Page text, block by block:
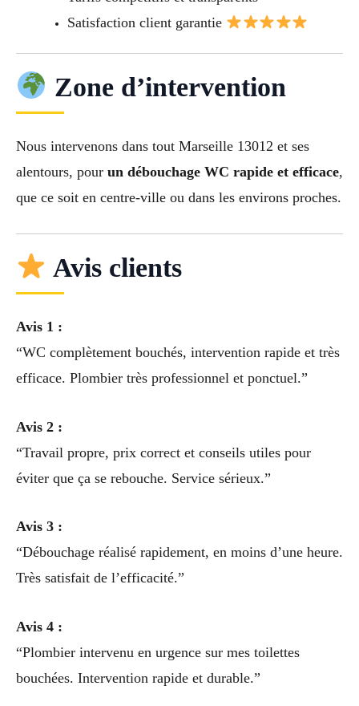
Satisfaction client garantie
Zone d’intervention
Nous intervenons dans tout Marseille 13012 et ses
alentours, pour un débouchage WC rapide et efficace,
que ce soit en centre-ville ou dans les environs proches.
Avis clients
Avis 1 :
“WC complètement bouchés, intervention rapide et très
efficace. Plombier très professionnel et ponctuel.”
Avis 2 :
“Travail propre, prix correct et conseils utiles pour
éviter que ça se rebouche. Service sérieux.”
Avis 3 :
“Débouchage réalisé rapidement, en moins d’une heure.
Très satisfait de l’efficacité.”
Avis 4 :
“Plombier intervenu en urgence sur mes toilettes
bouchées. Intervention rapide et durable.”